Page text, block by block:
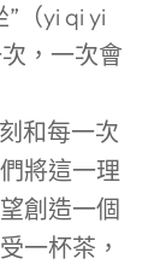
（yi qi yi
，一次會
和每一次
將這一理
創造一個
一杯茶，